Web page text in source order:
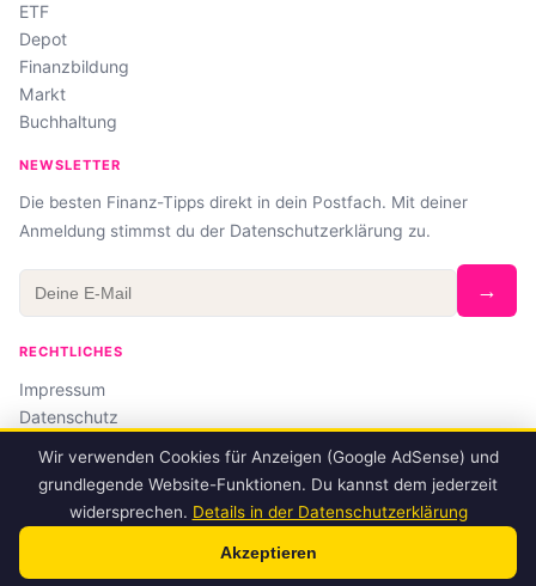
Wir verwenden Cookies für Anzeigen (Google AdSense) und
grundlegende Website-Funktionen. Du kannst dem jederzeit
widersprechen. Details in der Datenschutzerklärung
Akzeptieren
ETF
Depot
Finanzbildung
Markt
Buchhaltung
NEWSLETTER
Die besten Finanz-Tipps direkt in dein Postfach. Mit deiner
Anmeldung stimmst du der Datenschutzerklärung zu.
→
RECHTLICHES
Impressum
Datenschutz
Keine Anlageberatung · Alle Angaben ohne Gewähr